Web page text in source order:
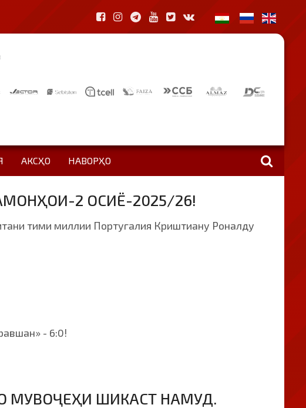
АКСҲО НАВОРҲО
2 ОСИЁ-2025/26!
тими миллии Португалия Криштиану Роналду
- 6:0!
МУВОҶЕҲИ ШИКАСТ НАМУД.